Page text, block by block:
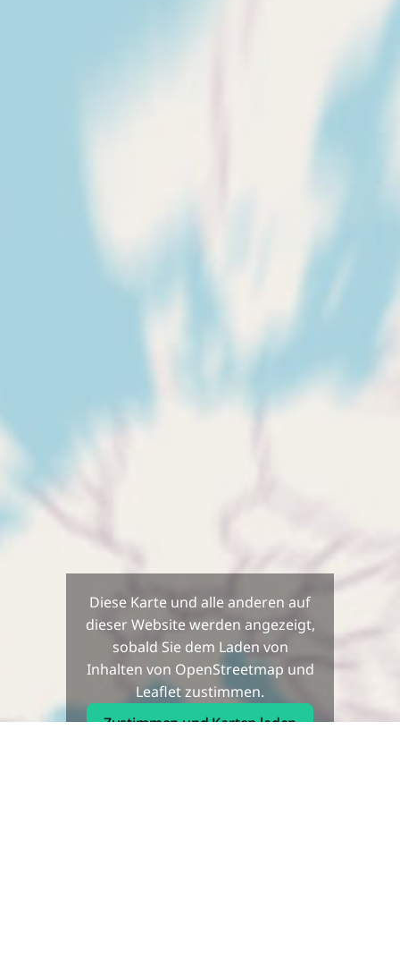
Diese Karte und alle anderen auf
dieser Website werden angezeigt,
sobald Sie dem Laden von
Inhalten von OpenStreetmap und
Leaflet zustimmen.
Zustimmen und Karten laden